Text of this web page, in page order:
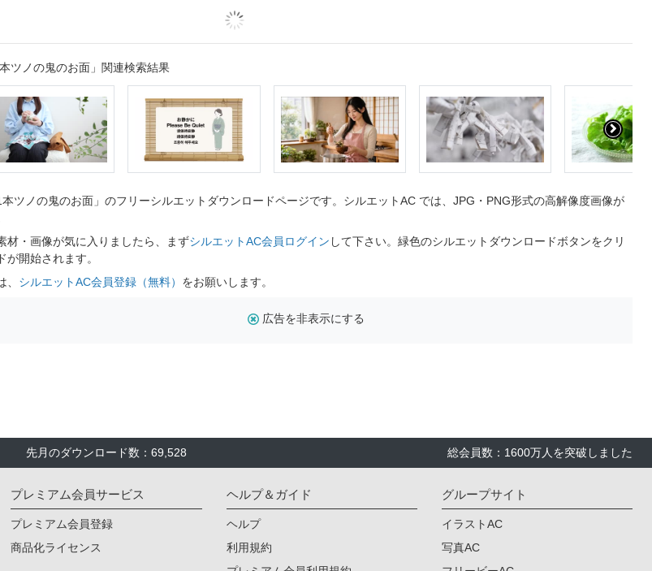
ツノの鬼のお面」関連検索結果
ツノの鬼のお面」のフリーシルエットダウンロードページです。シルエットAC では、JPG・PNG形式の高解像度画像が
材・画像が気に入りましたら、まずシルエットAC会員ログイン して下さい。緑色のシルエットダウンロードボタンをクリ
開始されます。
シルエットAC会員登録（無料） をお願いします。
広告を非表示にする
先月のダウンロード数：69,528 総会員数：1600万人を突破しました
プレミアム会員サービス
プレミアム会員登録
商品化ライセンス
ヘルプ＆ガイド
ヘルプ
利用規約
グループサイト
イラストAC
写真AC